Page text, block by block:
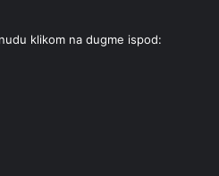
klikom na dugme ispod: